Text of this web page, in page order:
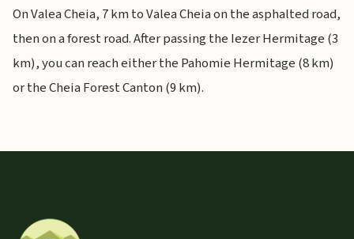
On Valea Cheia, 7 km to Valea Cheia on the asphalted road,
then on a forest road. After passing the Iezer Hermitage (3
km), you can reach either the Pahomie Hermitage (8 km)
or the Cheia Forest Canton (9 km).